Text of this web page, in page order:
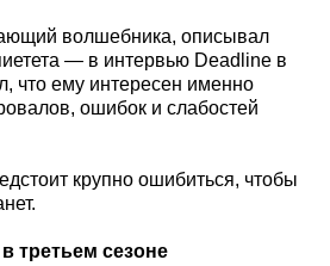
волшебника, описывал
— в интервью Deadline в
что ему интересен именно
ошибок и слабостей
крупно ошибиться, чтобы
третьем сезоне